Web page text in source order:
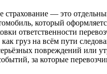
страхование — это
который
ответственности
груз на всём пути
повреждений или
за которые